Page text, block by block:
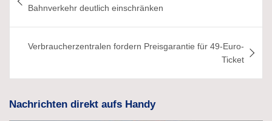
Bahnverkehr deutlich einschränken
Verbraucherzentralen fordern Preisgarantie für 49-Euro-
Ticket
Nachrichten direkt aufs Handy